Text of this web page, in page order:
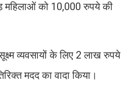
महिलाओं को 10,000 रुपये की
व्यवसायों के लिए 2 लाख रुपये
मदद का वादा किया।